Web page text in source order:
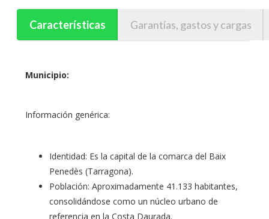
Características Garantías, gastos y cargas
Municipio:
Información genérica:
Identidad: Es la capital de la comarca del Baix
Penedès (Tarragona).
Población: Aproximadamente 41.133 habitantes,
consolidándose como un núcleo urbano de
referencia en la Costa Daurada.